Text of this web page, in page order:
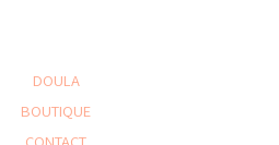
DOULA
BOUTIQUE